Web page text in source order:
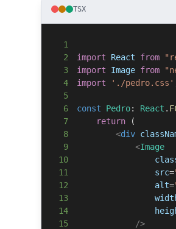
TSX
1
2
import React from
3
import Image from
4
import './pedro.css'
5
6
const Pedro: React .
7
return
(
8
<div
9
<Image
10
11
src=
12
alt=
13
14
15
/>